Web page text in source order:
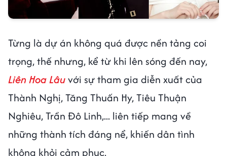
Từng là dự án không quá được nền tảng coi
trọng, thế nhưng, kể từ khi lên sóng đến nay,
Liên Hoa Lâuvới sự tham gia diễn xuất của
Thành Nghị, Tăng Thuấn Hy, Tiêu Thuận
Nghiêu, Trần Đô Linh,... liên tiếp mang về
những thành tích đáng nể, khiến dân tình
không khỏi cảm phục.